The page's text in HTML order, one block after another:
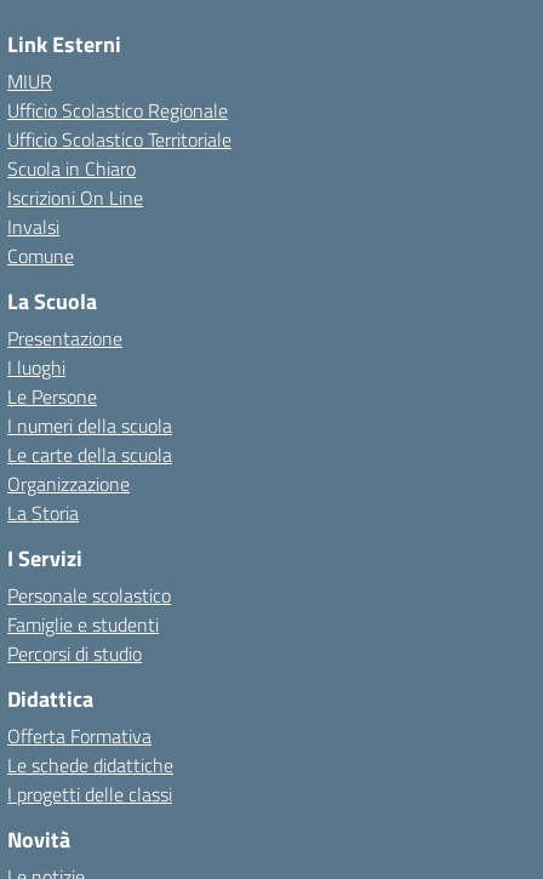
Link Esterni
MIUR
Ufficio Scolastico Regionale
Ufficio Scolastico Territoriale
Scuola in Chiaro
Iscrizioni On Line
Invalsi
Comune
La Scuola
Presentazione
I luoghi
Le Persone
I numeri della scuola
Le carte della scuola
Organizzazione
La Storia
I Servizi
Personale scolastico
Famiglie e studenti
Percorsi di studio
Didattica
Offerta Formativa
Le schede didattiche
I progetti delle classi
Novità